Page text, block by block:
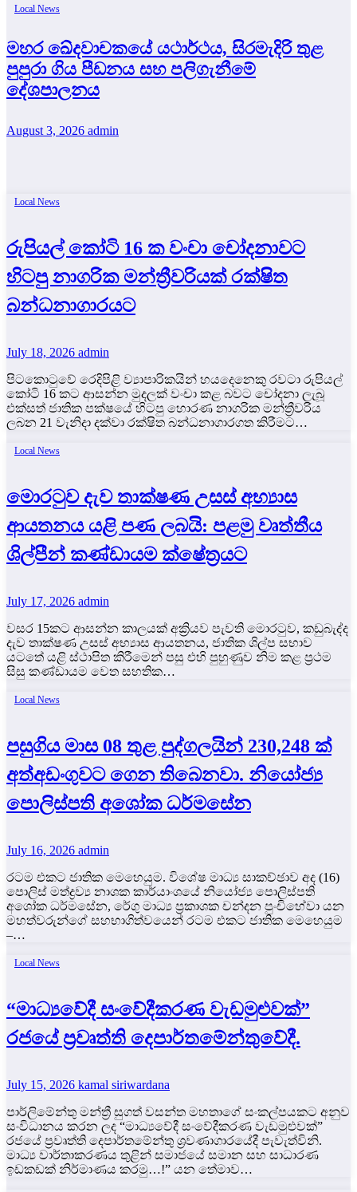
Local News
මහර ඛේදවාචකයේ යථාර්ථය, සිරමැදිරි තුළ
පුපුරා ගිය පීඩනය සහ පලිගැනීමේ
දේශපාලනය
August 3, 2026 admin
Local News
රුපියල් කෝටි 16 ක වංචා චෝදනාවට
හිටපු නාගරික මන්ත්‍රීවරියක් රක්ෂිත
බන්ධනාගාරයට
July 18, 2026 admin
පිටකොටුවේ රෙදිපිළි ව්‍යාපාරිකයින් හයදෙනෙකු රවටා රුපියල්
කෝටි 16 කට ආසන්න මුදලක් වංචා කළ බවට චෝදනා ලැබූ
එක්සත් ජාතික පක්ෂයේ හිටපු හොරණ නාගරික මන්ත්‍රීවරිය
ලබන 21 වැනිදා දක්වා රක්ෂිත බන්ධනාගාරගත කිරීමට…
Local News
මොරටුව දැව තාක්ෂණ උසස් අභ්‍යාස
ආයතනය යළි පණ ලබයි: පළමු වෘත්තීය
ශිල්පීන් කණ්ඩායම ක්ෂේත්‍රයට
July 17, 2026 admin
වසර 15කට ආසන්න කාලයක් අක්‍රියව පැවති මොරටුව, කඩුබැද්ද
දැව තාක්ෂණ උසස් අභ්‍යාස ආයතනය, ජාතික ශිල්ප සභාව
යටතේ යළි ස්ථාපිත කිරීමෙන් පසු එහි පුහුණුව නිම කළ ප්‍රථම
සිසු කණ්ඩායම වෙත සහතික…
Local News
පසුගිය මාස 08 තුළ පුද්ගලයින් 230,248 ක්
අත්අඩංගුවට ගෙන තිබෙනවා. නියෝජ්‍ය
පොලිස්පති අශෝක ධර්මසේන
July 16, 2026 admin
රටම එකට ජාතික මෙහෙයුම. විශේෂ මාධ්‍ය සාකච්ඡාව අද (16)
පොලිස් මත්ද්‍රව්‍ය නාශක කාර්යාංශයේ නියෝජ්‍ය පොලිස්පති
අශෝක ධර්මසේන, රේගු මාධ්‍ය ප්‍රකාශක චන්දන පුංචිහේවා යන
මහත්වරුන්ගේ සහභාගිත්වයෙන් රටම එකට ජාතික මෙහෙයුම
–…
Local News
“මාධ්‍යවේදී සංවේදීකරණ වැඩමුළුවක්”
රජයේ ප්‍රවෘත්ති දෙපාර්තමේන්තුවේදී.
July 15, 2026 kamal siriwardana
පාර්ලිමේන්තු මන්ත්‍රී සුගත් වසන්ත මහතාගේ සංකල්පයකට අනුව
සංවිධානය කරන ලද “මාධ්‍යවේදී සංවේදීකරණ වැඩමුළුවක්”
රජයේ ප්‍රවෘත්ති දෙපාර්තමේන්තු ශ්‍රවණාගාරයේදී පැවැත්විනි.
මාධ්‍ය වාර්තාකරණය තුළින් සමාජයේ සමාන සහ සාධාරණ
ඉඩකඩක් නිර්මාණය කරමු…!” යන තේමාව…